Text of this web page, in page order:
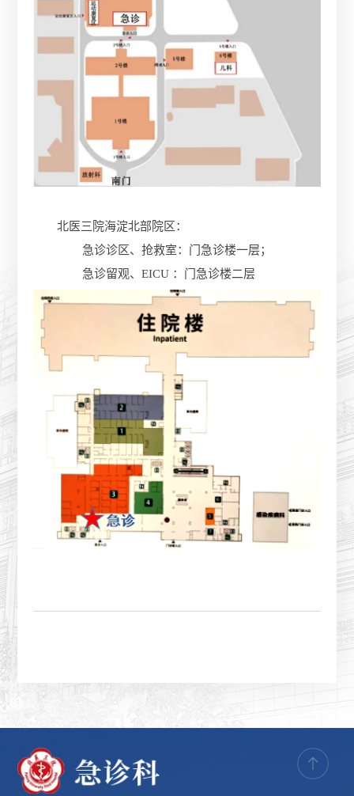
北医三院海淀北部院区：
急诊诊区、抢救室：门急诊楼一层；
急诊留观、EICU ：门急诊楼二层